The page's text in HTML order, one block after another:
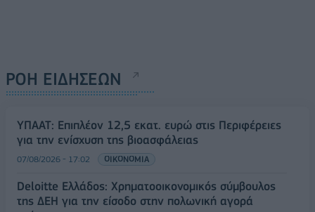
ΡΟΗ ΕΙΔΗΣΕΩΝ
ΥΠΑΑΤ: Επιπλέον 12,5 εκατ. ευρώ στις Περιφέρειες
για την ενίσχυση της βιοασφάλειας
07/08/2026 - 17:02 ΟΙΚΟΝΟΜΙΑ
Deloitte Ελλάδος: Χρηματοοικονομικός σύμβουλος
της ΔΕΗ για την είσοδο στην πολωνική αγορά